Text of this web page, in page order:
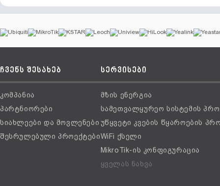
ჩვენს შესახებ
კომპანია
პარტნიორები
სიახლეები და მოვლენები
შესრულებული პროექტები
სერვისები
მზის ენერგია
სამეთვალყურეო სისტემის
უწყვეტი კვების წყაროების
WiFi ქსელი
MikroTik-ის კონფიგურაცია
ყველას ნახვა